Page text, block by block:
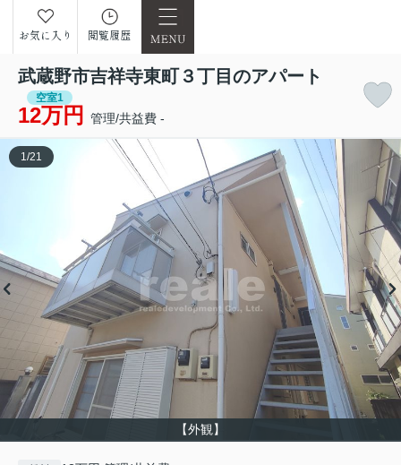
お気に入り 閲覧履歴
武蔵野市吉祥寺東町３丁目のアパート
空室1
12万円 管理/共益費 -
【外観】
1 /21